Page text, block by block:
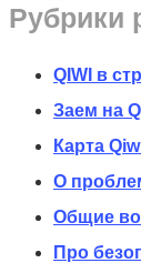
Рубрики
QIWI в
Заем на
Карта
О
Общие
Про